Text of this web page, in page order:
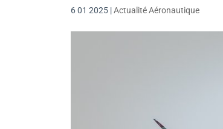
6 01 2025 |Actualité Aéronautique